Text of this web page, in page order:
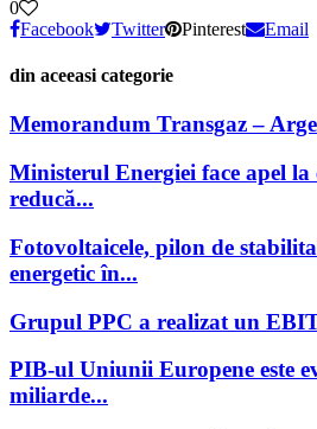
0
Facebook
Twitter Pinterest Email
din aceeasi categorie
Memorandum Transgaz –
Ministerul Energiei face apel la
reducă...
Fotovoltaicele, pilon de
energetic în...
Grupul PPC a realizat un
PIB-ul Uniunii Europene este
miliarde...